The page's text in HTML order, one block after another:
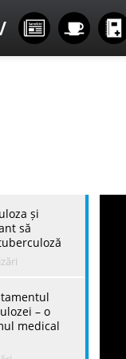
și
să
– o
medical